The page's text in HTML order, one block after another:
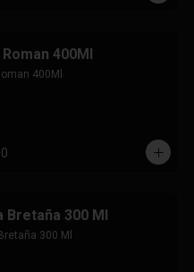
400Ml
400Ml
Bretaña 300 Ml
300 Ml